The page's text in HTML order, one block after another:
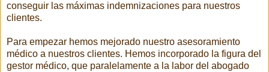
conseguir las máximas indemnizaciones para nuestros
clientes.
Para empezar hemos mejorado nuestro asesoramiento
médico a nuestros clientes. Hemos incorporado la figura del
gestor médico, que paralelamente a la labor del abogado